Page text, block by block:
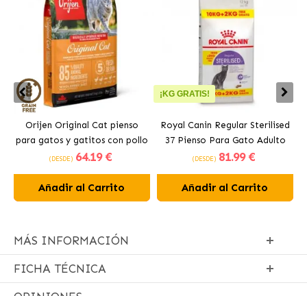
Orijen Original Cat pienso
para gatos y gatitos con pollo
(DESDE) 64.19 €
Añadir al Carrito
¡KG GRATIS!
Royal Canin Regular Sterilised
37 Pienso Para Gato Adulto
Esterilizado
(DESDE) 81.99 €
Añadir al Carrito
MÁS INFORMACIÓN
FICHA TÉCNICA